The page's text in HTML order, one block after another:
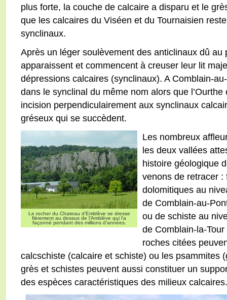
plus forte, la couche de calcaire a disparu et le
que les calcaires du Viséen et du Tournaisien
synclinaux.
Après un léger soulèvement des anticlinaux dû au
apparaissent et commencent à creuser leur lit
dépressions calcaires (synclinaux). A Comblain-
dans le synclinal du même nom alors que
incision perpendiculairement aux synclinaux
gréseux qui se succèdent.
Le rocher du Chateau d'Emblève se dresse
fièrement au dessus de l'Amblève qui l'a
façonné pendant des millions d'années.
Les nombreux
les deux vallées
histoire géologique
venons de retracer
dolomitiques au
de Comblain-au-
ou de schiste au
de Comblain-la-
roches citées
calcschiste (calcaire et schiste) ou les psammites
grès et schistes peuvent aussi constituer un
des espèces caractéristiques des milieux calcaires.